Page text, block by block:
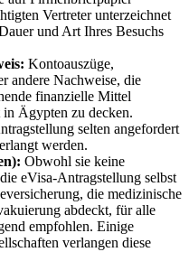
Vertreter unterzeichnet
und Art Ihres Besuchs
Kontoauszüge,
andere Nachweise, die
finanzielle Mittel
Ägypten zu decken.
selten angefordert
werden.
Obwohl sie keine
eVisa-Antragstellung selbst
die medizinische
abdeckt, für alle
empfohlen. Einige
verlangen diese